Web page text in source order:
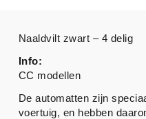
Naaldvilt zwart – 4 delig
Info:
CC modellen
De automatten zijn
voertuig, en hebben